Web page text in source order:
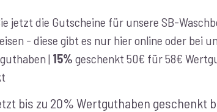
bis
€100,00
jetzt die Gutscheine für unsere SB-
- diese gibt es nur hier online oder bei
| 15% geschenkt 50€ für 58€
bis zu 20% Wertguthaben geschenkt